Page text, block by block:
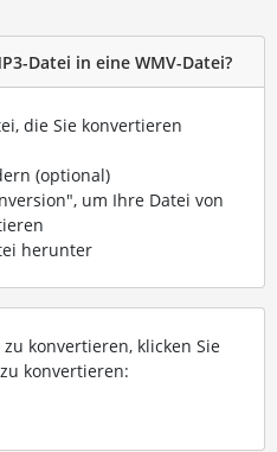
Datei in eine WMV-Datei?
die Sie konvertieren
(optional)
um Ihre Datei von
herunter
konvertieren, klicken Sie
konvertieren: